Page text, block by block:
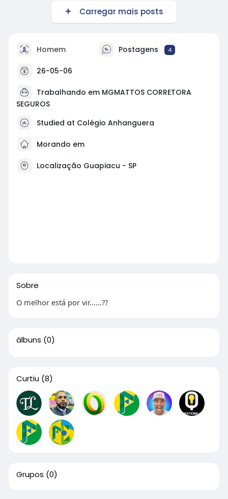
Carregar mais posts
Homem Postagens 4
26-05-06
Trabalhando em MGMATTOS CORRETORA
SEGUROS
Studied at Colégio Anhanguera
Morando em
Localização Guapiacu - SP
Sobre
O melhor está por vir......??
álbuns (0)
Curtiu (8)
Grupos (0)